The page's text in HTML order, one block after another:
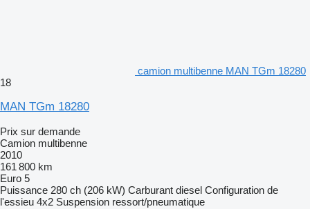
camion multibenne MAN TGm 18280
18
MAN TGm 18280
Prix sur demande
Camion multibenne
2010
161 800 km
Euro 5
Puissance 280 ch (206 kW) Carburant diesel Configuration de
l'essieu 4x2 Suspension ressort/pneumatique